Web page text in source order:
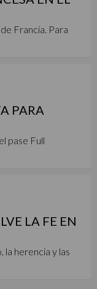
Francia. Para
PARA
pase Full
LA FE EN
la herencia y las